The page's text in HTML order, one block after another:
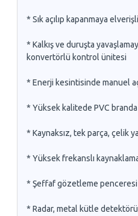
* Sık açılıp kapanmaya elverişli
* Kalkış ve duruşta
konvertörlü kontrol ünitesi
* Enerji kesintisinde manuel
* Yüksek kalitede PVC branda
* Kaynaksız, tek parça, çelik
* Yüksek frekanslı
* Şeffaf gözetleme penceresi
* Radar, metal kütle